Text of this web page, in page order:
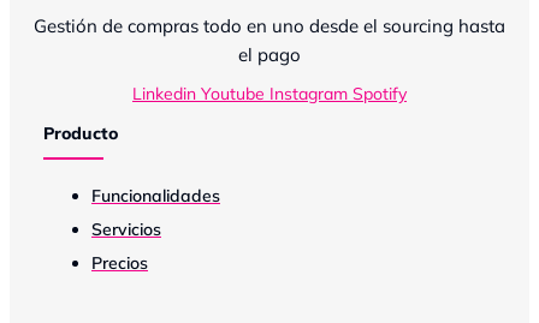
Gestión de compras todo en uno desde el sourcing hasta
el pago
Linkedin Youtube Instagram Spotify
Producto
Funcionalidades
Servicios
Precios